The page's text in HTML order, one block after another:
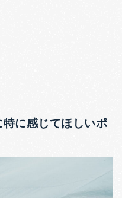
に感じてほしいポ